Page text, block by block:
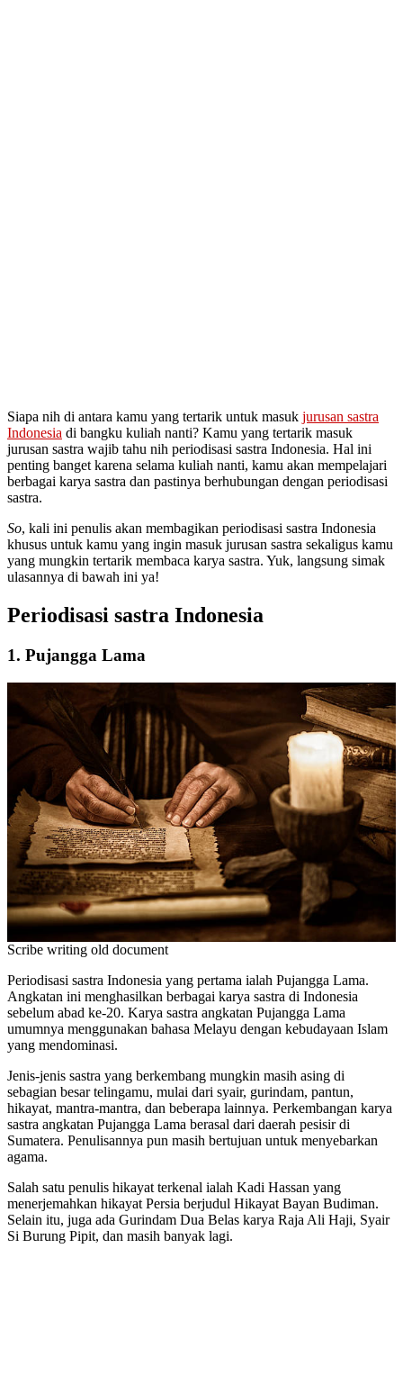
Siapa nih di antara kamu yang tertarik untuk masuk jurusan sastra
Indonesia di bangku kuliah nanti? Kamu yang tertarik masuk
jurusan sastra wajib tahu nih periodisasi sastra Indonesia. Hal ini
penting banget karena selama kuliah nanti, kamu akan mempelajari
berbagai karya sastra dan pastinya berhubungan dengan periodisasi
sastra.
So, kali ini penulis akan membagikan periodisasi sastra Indonesia
khusus untuk kamu yang ingin masuk jurusan sastra sekaligus kamu
yang mungkin tertarik membaca karya sastra. Yuk, langsung simak
ulasannya di bawah ini ya!
Periodisasi sastra Indonesia
1. Pujangga Lama
Scribe writing old document
Periodisasi sastra Indonesia yang pertama ialah Pujangga Lama.
Angkatan ini menghasilkan berbagai karya sastra di Indonesia
sebelum abad ke-20. Karya sastra angkatan Pujangga Lama
umumnya menggunakan bahasa Melayu dengan kebudayaan Islam
yang mendominasi.
Jenis-jenis sastra yang berkembang mungkin masih asing di
sebagian besar telingamu, mulai dari syair, gurindam, pantun,
hikayat, mantra-mantra, dan beberapa lainnya. Perkembangan karya
sastra angkatan Pujangga Lama berasal dari daerah pesisir di
Sumatera. Penulisannya pun masih bertujuan untuk menyebarkan
agama.
Salah satu penulis hikayat terkenal ialah Kadi Hassan yang
menerjemahkan hikayat Persia berjudul Hikayat Bayan Budiman.
Selain itu, juga ada Gurindam Dua Belas karya Raja Ali Haji, Syair
Si Burung Pipit, dan masih banyak lagi.